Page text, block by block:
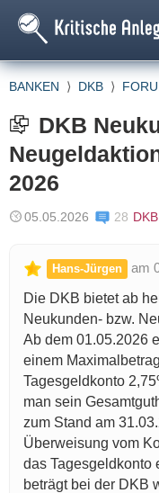
BANKEN ⟩ DKB ⟩
DKB
2026
05.05.2026 28
Hans-Jürgen
am
Die DKB bietet ab
Neukunden- bzw.
Ab dem 01.05.2026
einem
Tagesgeldkonto
man sein
zum Stand am
Überweisung vom
das Tagesgeldkonto
beträgt bei der DKB